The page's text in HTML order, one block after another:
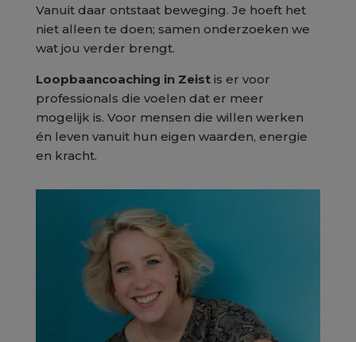
Vanuit daar ontstaat beweging. Je hoeft het
niet alleen te doen; samen onderzoeken we
wat jou verder brengt.
Loopbaancoaching in Zeistis er voor
professionals die voelen dat er meer
mogelijk is. Voor mensen die willen werken
én leven vanuit hun eigen waarden, energie
en kracht.